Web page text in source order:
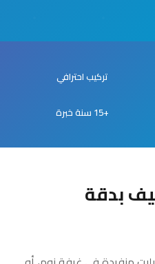
تركيب احترافي
+15 سنة خبرة
بدقة